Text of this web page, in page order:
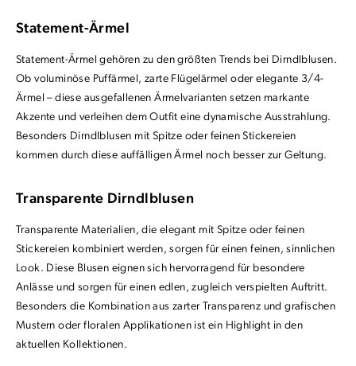
Statement-Ärmel
Statement-Ärmel gehören zu den größten Trends bei Dirndlblusen.
Ob voluminöse Puffärmel, zarte Flügelärmel oder elegante 3/4-
Ärmel – diese ausgefallenen Ärmelvarianten setzen markante
Akzente und verleihen dem Outfit eine dynamische Ausstrahlung.
Besonders Dirndlblusen mit Spitze oder feinen Stickereien
kommen durch diese auffälligen Ärmel noch besser zur Geltung.
Transparente Dirndlblusen
Transparente Materialien, die elegant mit Spitze oder feinen
Stickereien kombiniert werden, sorgen für einen feinen, sinnlichen
Look. Diese Blusen eignen sich hervorragend für besondere
Anlässe und sorgen für einen edlen, zugleich verspielten Auftritt.
Besonders die Kombination aus zarter Transparenz und grafischen
Mustern oder floralen Applikationen ist ein Highlight in den
aktuellen Kollektionen.